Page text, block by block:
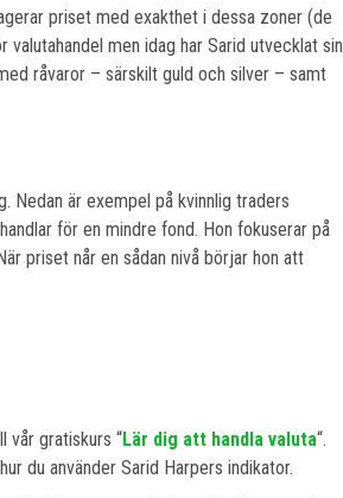
priset med exakthet i dessa zoner (de
men idag har Sarid utvecklat sin
råvaror – särskilt guld och silver – samt
Nedan är exempel på kvinnlig traders
för en mindre fond. Hon fokuserar på
priset når en sådan nivå börjar hon att
vår gratiskurs “Lär dig att handla valuta“.
du använder Sarid Harpers indikator.